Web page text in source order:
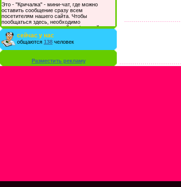
Это - "Кричалка" - мини-чат, где можно
оставить сообщение сразу всем
посетителям нашего сайта. Чтобы
пообщаться здесь, необходимо
зарегистрироваться на сайте и/или войти со
своими логином и паролем.
сейчас у нас
общаются 138 человек
Разместить рекламу